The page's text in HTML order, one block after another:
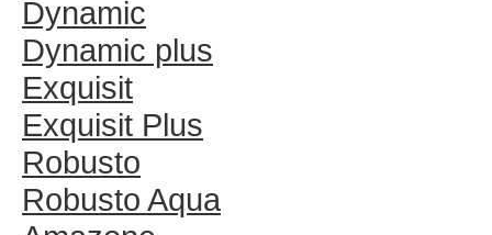
Dynamic
Dynamic plus
Exquisit
Exquisit Plus
Robusto
Robusto Aqua